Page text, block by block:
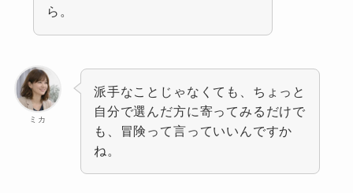
ら。
ミカ
派手なことじゃなくても、ちょっと
自分で選んだ方に寄ってみるだけで
も、冒険って言っていいんですか
ね。